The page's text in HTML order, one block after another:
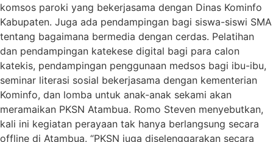
komsos paroki yang bekerjasama dengan Dinas Kominfo
Kabupaten. Juga ada pendampingan bagi siswa-siswi SMA
tentang bagaimana bermedia dengan cerdas. Pelatihan
dan pendampingan katekese digital bagi para calon
katekis, pendampingan penggunaan medsos bagi ibu-ibu,
seminar literasi sosial bekerjasama dengan kementerian
Kominfo, dan lomba untuk anak-anak sekami akan
meramaikan PKSN Atambua. Romo Steven menyebutkan,
kali ini kegiatan perayaan tak hanya berlangsung secara
offline di Atambua. “PKSN juga diselenggarakan secara